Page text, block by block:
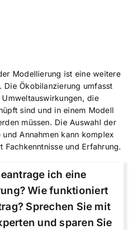
Modellierung ist eine weitere
Die Ökobilanzierung umfasst
die
sind und in einem Modell
müssen. Die Auswahl der
Annahmen kann komplex
Fachkenntnisse und Erfahrung.
ich eine
Wie funktioniert
Sprechen Sie mit
und sparen Sie